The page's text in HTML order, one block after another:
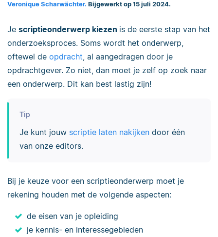
Veronique Scharwächter. Bijgewerkt op 15 juli 2024.
Je scriptieonderwerp kiezen is de eerste stap van het
onderzoeksproces. Soms wordt het onderwerp,
oftewel de opdracht , al aangedragen door je
opdrachtgever. Zo niet, dan moet je zelf op zoek naar
een onderwerp. Dit kan best lastig zijn!
Tip
Je kunt jouw scriptie laten nakijkendoor één
van onze editors.
Bij je keuze voor een scriptieonderwerp moet je
rekening houden met de volgende aspecten:
de eisen van je opleiding
je kennis- en interessegebieden